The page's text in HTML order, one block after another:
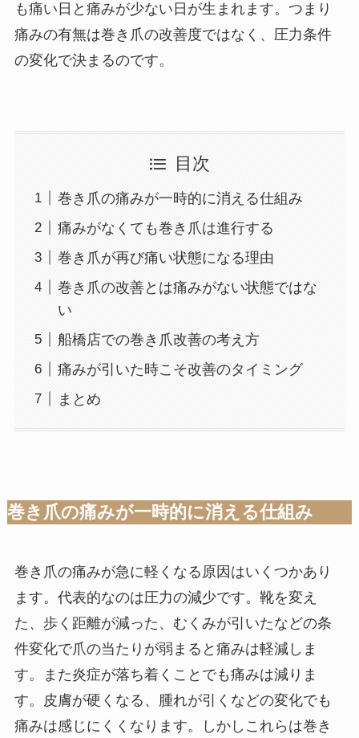
も痛い日と痛みが少ない日が生まれます。つまり
痛みの有無は巻き爪の改善度ではなく、圧力条件
の変化で決まるのです。
目次
巻き爪の痛みが一時的に消える仕組み
痛みがなくても巻き爪は進行する
巻き爪が再び痛い状態になる理由
巻き爪の改善とは痛みがない状態ではな
い
船橋店での巻き爪改善の考え方
痛みが引いた時こそ改善のタイミング
まとめ
巻き爪の痛みが一時的に消える仕組み
巻き爪の痛みが急に軽くなる原因はいくつかあり
ます。代表的なのは圧力の減少です。靴を変え
た、歩く距離が減った、むくみが引いたなどの条
件変化で爪の当たりが弱まると痛みは軽減しま
す。また炎症が落ち着くことでも痛みは減りま
す。皮膚が硬くなる、腫れが引くなどの変化でも
痛みは感じにくくなります。しかしこれらは巻き